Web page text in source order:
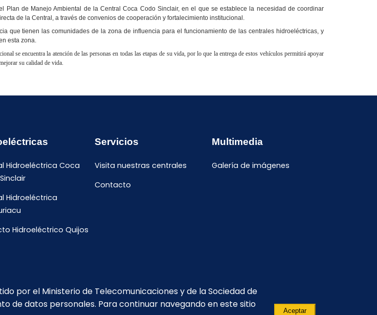
de Manejo Ambiental de la Central Coca Codo Sinclair, en el que se establece la necesidad de coordinar
de la Central, a través de convenios de cooperación y fortalecimiento institucional.
que tienen las comunidades de la zona de influencia para el funcionamiento de las centrales hidroeléctricas, y
esta zona.
se encuentra la atención de las personas en todas las etapas de su vida, por lo que la entrega de estos vehículos permitirá apoyar
su calidad de vida.
Hidroeléctrica Coca
Hidroeléctrica
Hidroeléctrico Quijos
Servicios
Visita nuestras centrales
Contacto
Multimedia
Galería de imágenes
por el Ministerio de Telecomunicaciones y de la Sociedad de
de datos personales. Para continuar navegando en este sitio
Aceptar